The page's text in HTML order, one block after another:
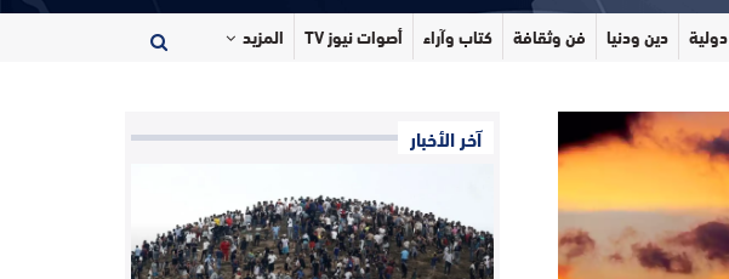
دولية دين ودنيا فن وثقافة كتاب وآراء أصوات نيوز TV المزيد
آخر الأخبار